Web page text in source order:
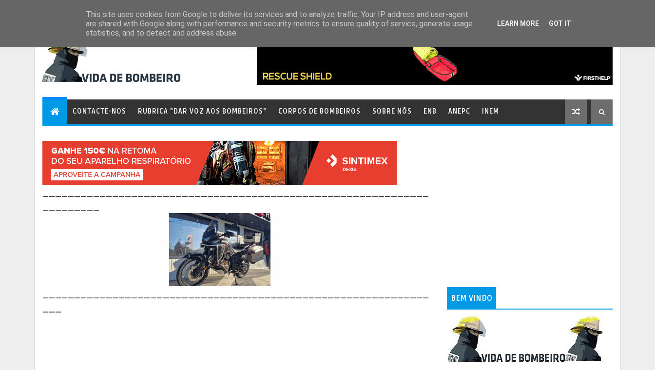
CONTACTE-NOS RUBRICA "DAR VOZ AOS BOMBEIROS" CORPOS DE BOMBEIROS SOBRE NÓS ENB ANEPC INEM
BEM VINDO
This site uses cookies from Google to deliver its services and to analyze traffic. Your IP address and user-agent
are shared with Google along with performance and security metrics to ensure quality of service, generate usage
statistics, and to detect and address abuse.
LEARN MORE GOT IT